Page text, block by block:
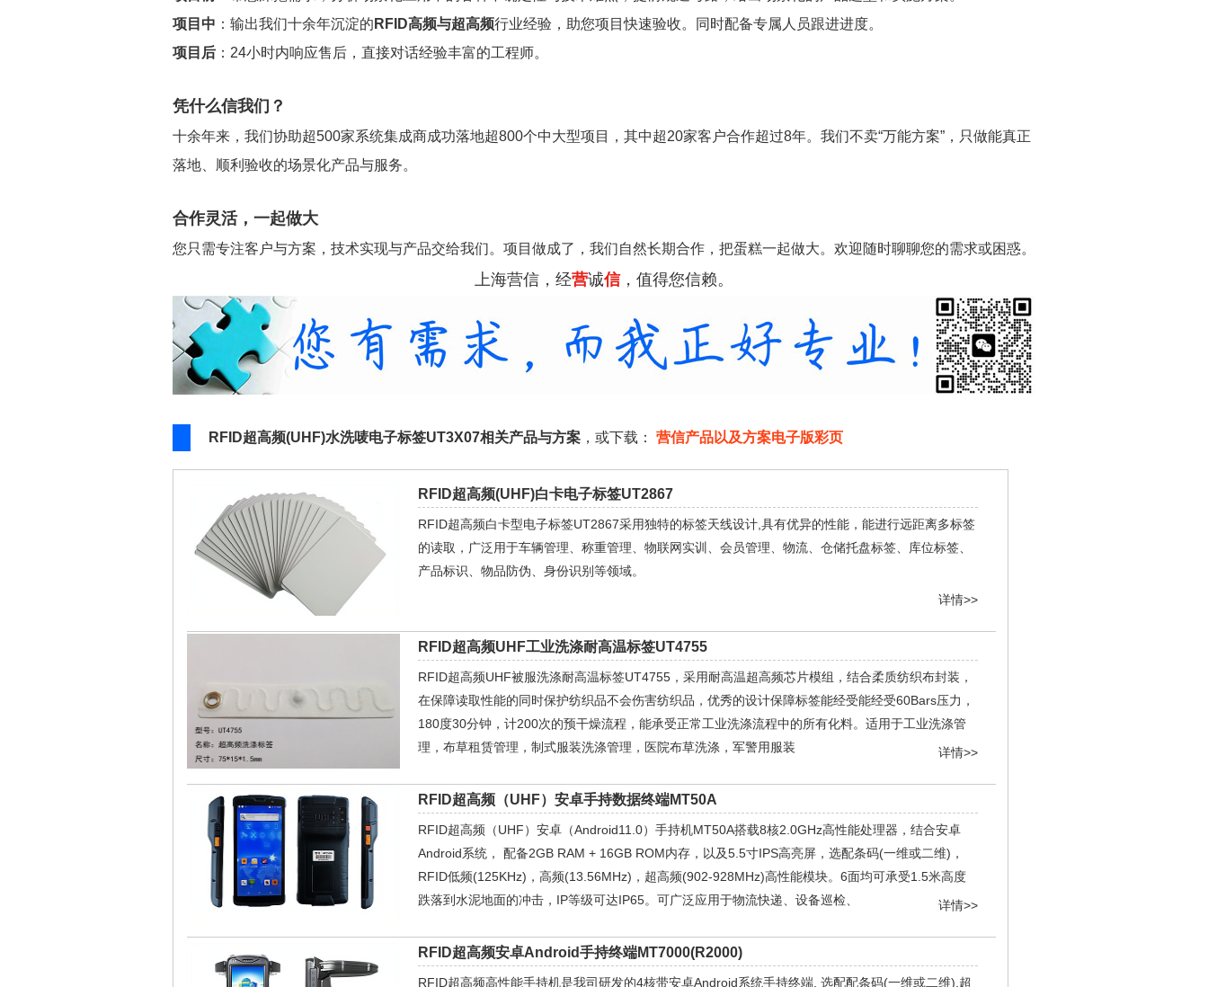
项目中 ：输出我们十余年沉淀的 RFID高频与超高频行业经验，助您项目快速验收。同时配备专属人员跟进进度。
项目后 ：24小时内响应售后，直接对话经验丰富的工程师。
凭什么信我们？
十余年来，我们协助超500家系统集成商成功落地超800个中大型项目，其中超20家客户合作超过8年。我们不卖“万能方案”，只做能真正
落地、顺利验收的场景化产品与服务。
合作灵活，一起做大
您只需专注客户与方案，技术实现与产品交给我们。项目做成了，我们自然长期合作，把蛋糕一起做大。欢迎随时聊聊您的需求或困惑。
上海营信，经营诚信，值得您信赖。
RFID超高频(UHF)水洗唛电子标签UT3X07相关产品与方案 ，或下载： 营信产品以及方案电子版彩页
RFID超高频(UHF)白卡电子标签UT2867
RFID超高频白卡型电子标签UT2867采用独特的标签天线设计,具有优异的性能，能进行远距离多标签
的读取，广泛用于车辆管理、称重管理、物联网实训、会员管理、物流、仓储托盘标签、库位标签、
产品标识、物品防伪、身份识别等领域。
详情>>
RFID超高频UHF工业洗涤耐高温标签UT4755
RFID超高频UHF被服洗涤耐高温标签UT4755，采用耐高温超高频芯片模组，结合柔质纺织布封装，
在保障读取性能的同时保护纺织品不会伤害纺织品，优秀的设计保障标签能经受能经受60Bars压力，
180度30分钟，计200次的预干燥流程，能承受正常工业洗涤流程中的所有化料。适用于工业洗涤管
理，布草租赁管理，制式服装洗涤管理，医院布草洗涤，军警用服装
详情>>
RFID超高频（UHF）安卓手持数据终端MT50A
RFID超高频（UHF）安卓（Android11.0）手持机MT50A搭载8核2.0GHz高性能处理器，结合安卓
Android系统， 配备2GB RAM + 16GB ROM内存，以及5.5寸IPS高亮屏，选配条码(一维或二维)，
RFID低频(125KHz)，高频(13.56MHz)，超高频(902-928MHz)高性能模块。6面均可承受1.5米高度
跌落到水泥地面的冲击，IP等级可达IP65。可广泛应用于物流快递、设备巡检、
详情>>
RFID超高频安卓Android手持终端MT7000(R2000)
RFID超高频高性能手持机是我司研发的4核带安卓Android系统手持终端, 选配配条码(一维或二维),超